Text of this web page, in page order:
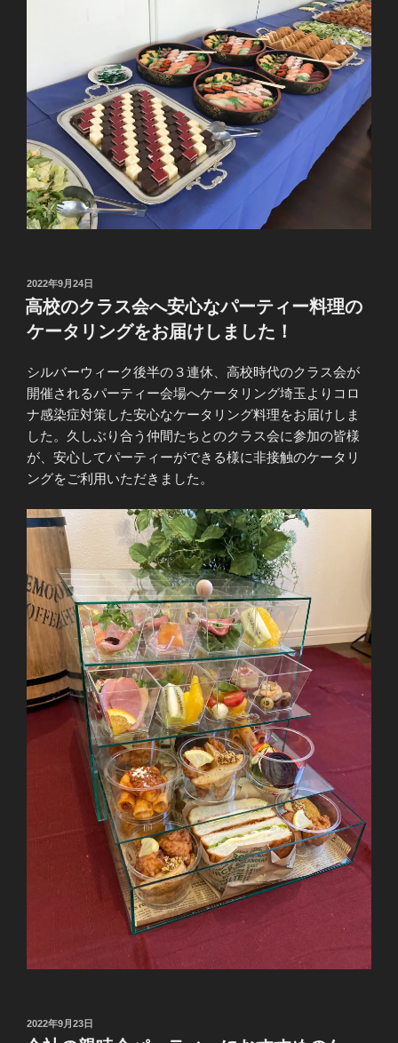
投
稿
日:
2022年9月24日
高校のクラス会へ安心なパーティー料理の
ケータリングをお届けしました！
シルバーウィーク後半の３連休、高校時代のクラス会が
開催されるパーティー会場へケータリング埼玉よりコロ
ナ感染症対策した安心なケータリング料理をお届けしま
した。久しぶり合う仲間たちとのクラス会に参加の皆様
が、安心してパーティーができる様に非接触のケータリ
ングをご利用いただきました。
投
稿
2022年9月23日